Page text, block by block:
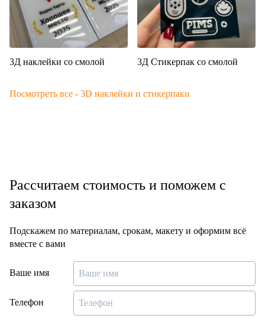
3Д наклейки со смолой 3Д Стикерпак со смолой
Посмотреть все - 3D наклейки и стикерпаки
Рассчитаем стоимость и поможем с
заказом
Подскажем по материалам, срокам, макету и оформим всё
вместе с вами
Ваше имя
Телефон